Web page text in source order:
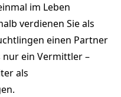
im Leben
verdienen Sie als
einen Partner
nur ein Vermittler –
als